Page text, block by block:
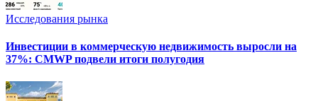
Исследования рынка
Инвестиции в коммерческую недвижимость выросли на
37%: CMWP подвели итоги полугодия